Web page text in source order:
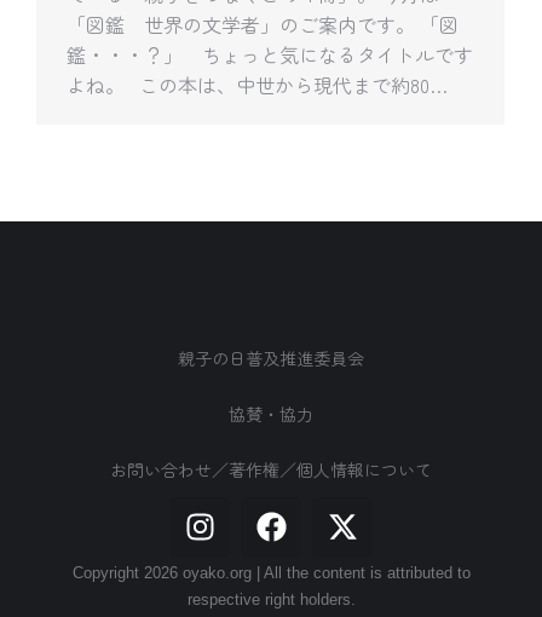
「図鑑 世界の文学者」のご案内です。 「図
鑑・・・？」 ちょっと気になるタイトルです
よね。 この本は、中世から現代まで約80…
親子の日普及推進委員会
協賛・協力
お問い合わせ／著作権／個人情報について
Copyright 2026 oyako.org | All the content is attributed to
respective right holders.